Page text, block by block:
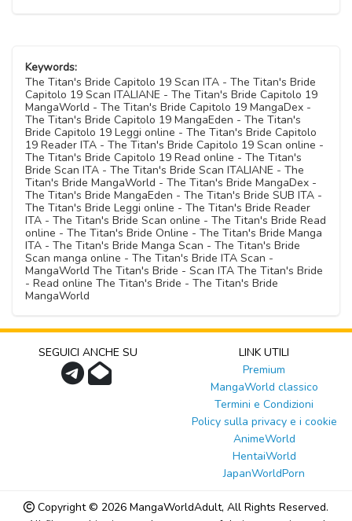
Keywords:
The Titan's Bride Capitolo 19 Scan ITA - The Titan's Bride
Capitolo 19 Scan ITALIANE - The Titan's Bride Capitolo 19
MangaWorld - The Titan's Bride Capitolo 19 MangaDex -
The Titan's Bride Capitolo 19 MangaEden - The Titan's
Bride Capitolo 19 Leggi online - The Titan's Bride Capitolo
19 Reader ITA - The Titan's Bride Capitolo 19 Scan online -
The Titan's Bride Capitolo 19 Read online - The Titan's
Bride Scan ITA - The Titan's Bride Scan ITALIANE - The
Titan's Bride MangaWorld - The Titan's Bride MangaDex -
The Titan's Bride MangaEden - The Titan's Bride SUB ITA -
The Titan's Bride Leggi online - The Titan's Bride Reader
ITA - The Titan's Bride Scan online - The Titan's Bride Read
online - The Titan's Bride Online - The Titan's Bride Manga
ITA - The Titan's Bride Manga Scan - The Titan's Bride
Scan manga online - The Titan's Bride ITA Scan -
MangaWorld The Titan's Bride - Scan ITA The Titan's Bride
- Read online The Titan's Bride - The Titan's Bride
MangaWorld
SEGUICI ANCHE SU
LINK UTILI
Premium
MangaWorld classico
Termini e Condizioni
Policy sulla privacy e i cookie
AnimeWorld
HentaiWorld
JapanWorldPorn
Copyright © 2026 MangaWorldAdult, All Rights Reserved.